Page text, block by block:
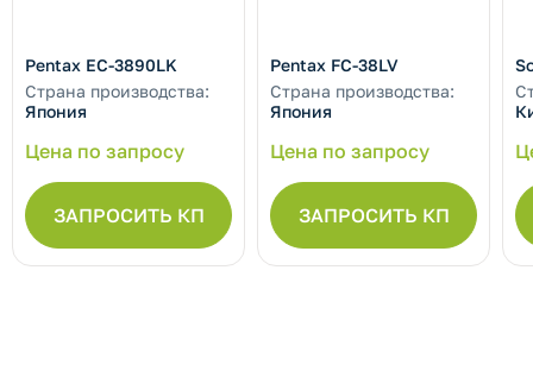
Pentax EC-3890LK
Страна производства:
Япония
Цена по запросу
ЗАПРОСИТЬ КП
Pentax FC-38LV
Страна производства:
Япония
Цена по запросу
ЗАПРОСИТЬ КП